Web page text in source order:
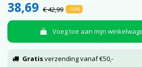
38,69 € 42,99 -10%
Voeg toe aan mijn
Gratisverzending vanaf €50,-